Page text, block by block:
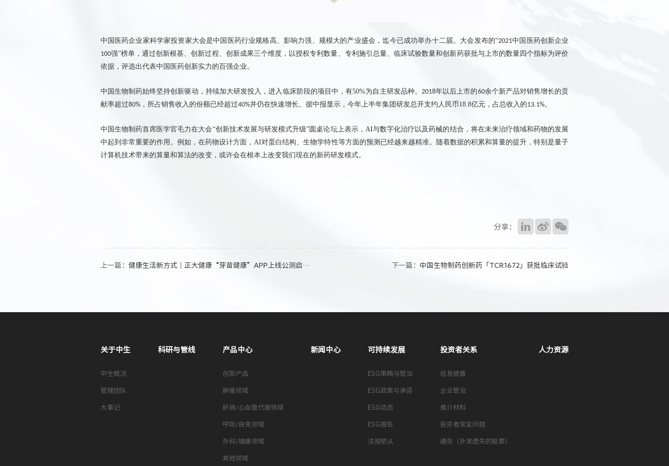
中国医药企业家科学家投资家大会是中国医药行业规格高、影响力强、规模大的产业盛会，迄今已成功举办十二届。大会发布的“2021中国医药创新企业
100强”榜单，通过创新根基、创新过程、创新成果三个维度，以授权专利数量、专利施引总量、临床试验数量和创新药获批与上市的数量四个指标为评价
依据，评选出代表中国医药创新实力的百强企业。
中国生物制药始终坚持创新驱动，持续加大研发投入，进入临床阶段的项目中，有50%为自主研发品种。 2018年以后上市的60余个新产品对销售增长的贡
献率超过80%，所占销售收入的份额已经超过40%并仍在快速增长。 据中报显示，今年上半年集团 研发总开支约人民币18.8亿元，占总收入的13.1%。
中国生物制药首席医学官毛力在大会“创新技术发展与研发模式升级” 圆桌论坛上表示， AI与数字化治疗以及药械的结合，将在未来治疗领域和药物的发展
中起到非常重要的作用。 例如，在药物设计方面， AI对蛋白结构、生物学特性等方面的预测已经越来越精准。随着数据的积累和算量的提升，特别是量子
计算机技术带来的算量和算法的改变， 或许会在根本上改变我们现在的新药研发模式。
分享：
上一篇： 健康生活新方式｜正大健康“芽苗健康”APP上线公测启动仪式在淮举行 下一篇： 中国生物制药创新药「TCR1672」获批临床试验
关于中生
中生概况
管理团队
大事记
科研与管线 产品中心
创新产品
肿瘤领域
肝病/心血管代谢领域
呼吸/自免领域
外科/镇痛领域
其他领域
新闻中心 可持续发展
ESG策略与管治
ESG政策与承诺
ESG动态
ESG报告
法规依从
投资者关系
信息披露
企业管治
推介材料
投资者常见问题
通告（补发遗失的股票）
人力资源